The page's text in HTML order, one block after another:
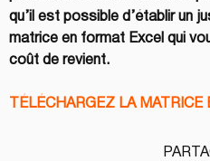
qu’il est possible d’établir un
matrice en format Excel qui
coût de revient.
TÉLÉCHARGEZ LA MATRICE